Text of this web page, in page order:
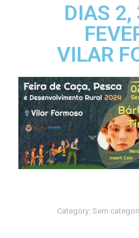
DIAS 2,
VILAR
Category: Sem